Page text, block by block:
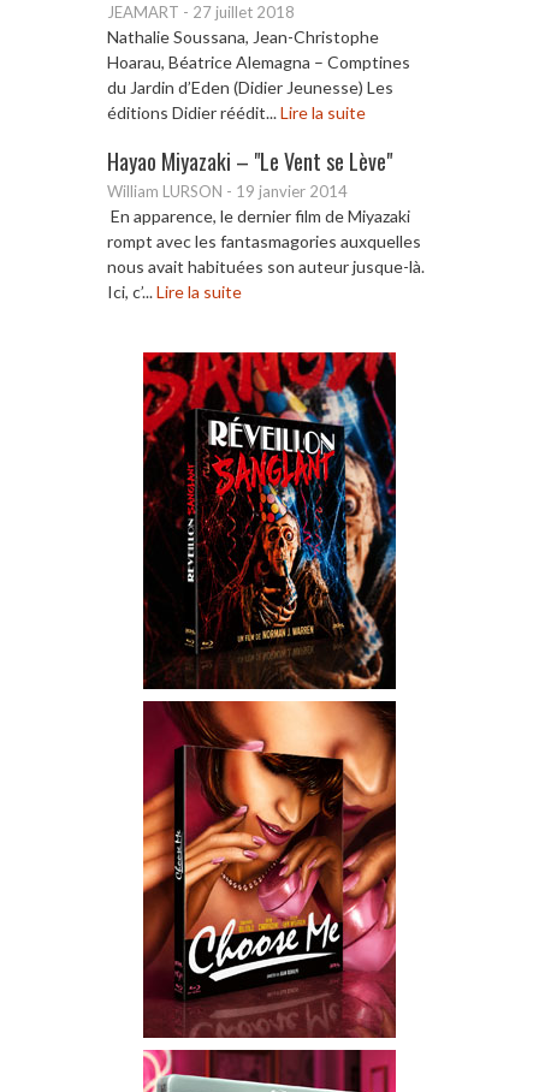
JEAMART - 27 juillet 2018
Nathalie Soussana, Jean-Christophe
Hoarau, Béatrice Alemagna – Comptines
du Jardin d’Eden (Didier Jeunesse) Les
éditions Didier réédit...Lire la suite
Hayao Miyazaki – "Le Vent se Lève"
William LURSON - 19 janvier 2014
En apparence, le dernier film de Miyazaki
rompt avec les fantasmagories auxquelles
nous avait habituées son auteur jusque-là.
Ici, c’...Lire la suite